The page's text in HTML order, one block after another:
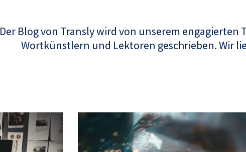
Der Blog von Transly wird von unserem engagierten
Wortkünstlern und Lektoren geschrieben. Wir